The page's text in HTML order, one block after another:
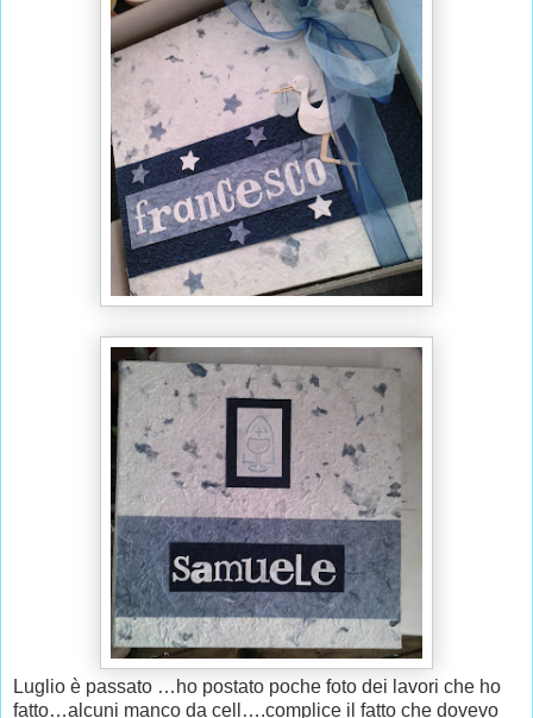
Luglio è passato …ho postato poche foto dei lavori che ho
fatto…alcuni manco da cell….complice il fatto che dovevo